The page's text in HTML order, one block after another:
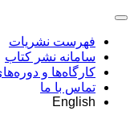
فهرست نشریات
سامانه نشر کتاب
کارگاه‌ها و
تماس با ما
English